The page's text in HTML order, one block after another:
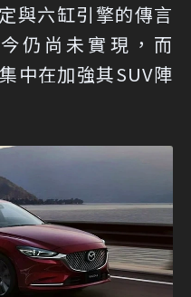
與六缸引擎的傳言
仍尚未實現，而
中在加強其SUV陣